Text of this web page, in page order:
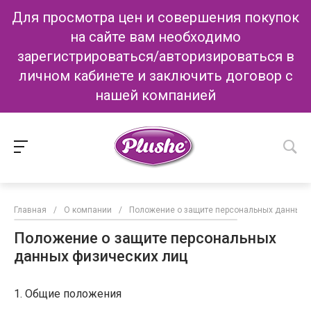
Для просмотра цен и совершения покупок
на сайте вам необходимо
зарегистрироваться/авторизироваться в
личном кабинете и заключить договор с
нашей компанией
Главная / О компании / Положение о защите персональных данных
Положение о защите персональных
данных физических лиц
1. Общие положения